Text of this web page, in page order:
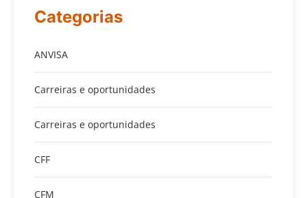
Categorias
ANVISA
Carreiras e oportunidades
Carreiras e oportunidades
CFF
CFM